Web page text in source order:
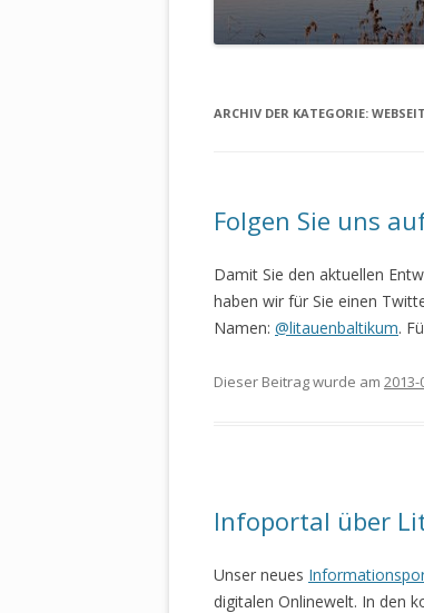
ARCHIV DER KATEGORIE:
Folgen Sie uns
Damit Sie den aktuellen
haben wir für Sie einen
Namen: @litauenbaltikum.
Dieser Beitrag wurde am 2013-
Infoportal über
Unser neues
digitalen Onlinewelt. In den